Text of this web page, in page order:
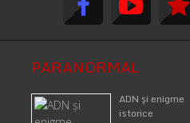
PARANORMAL
ADN şi enigme
istorice